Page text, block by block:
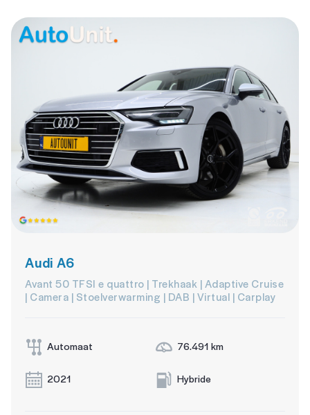
Audi A6
Avant 50 TFSI e quattro | Trekhaak | Adaptive Cruise
| Camera | Stoelverwarming | DAB | Virtual | Carplay
Automaat 76.491 km
2021 Hybride